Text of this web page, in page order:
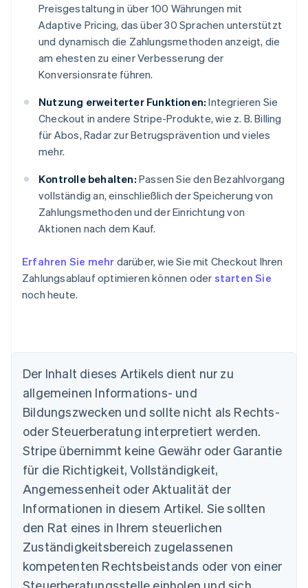
Preisgestaltung in über 100 Währungen mit
Adaptive Pricing, das über 30 Sprachen unterstützt
und dynamisch die Zahlungsmethoden anzeigt, die
am ehesten zu einer Verbesserung der
Konversionsrate führen.
Nutzung erweiterter Funktionen: Integrieren Sie
Checkout in andere Stripe-Produkte, wie z. B. Billing
für Abos, Radar zur Betrugsprävention und vieles
mehr.
Kontrolle behalten: Passen Sie den Bezahlvorgang
vollständig an, einschließlich der Speicherung von
Zahlungsmethoden und der Einrichtung von
Aktionen nach dem Kauf.
Erfahren Sie mehr darüber, wie Sie mit Checkout Ihren
Zahlungsablauf optimieren können oder starten Sie
noch heute.
Der Inhalt dieses Artikels dient nur zu
allgemeinen Informations- und
Bildungszwecken und sollte nicht als Rechts-
oder Steuerberatung interpretiert werden.
Stripe übernimmt keine Gewähr oder Garantie
für die Richtigkeit, Vollständigkeit,
Angemessenheit oder Aktualität der
Informationen in diesem Artikel. Sie sollten
den Rat eines in Ihrem steuerlichen
Zuständigkeitsbereich zugelassenen
kompetenten Rechtsbeistands oder von einer
Australien
English
Belgien
NederlandsFrançais DeutschEnglish
Brasilien
Bulgarien
English
Dänemark
English
Deutschland
DeutschEnglish